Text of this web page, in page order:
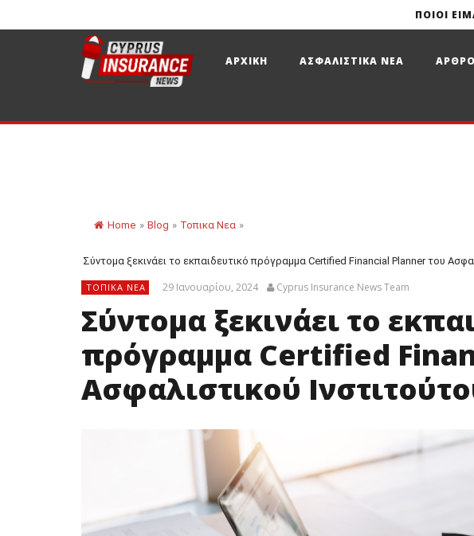
ΠΟΙΟΙ
ΑΡΧΙΚΗ ΑΣΦΑΛΙΣΤΙΚΑ ΝΕΑ
Home » Blog » Τοπικα Νεα »
Σύντομα ξεκινάει το εκπαιδευτικό πρόγραµµα Certified Financial Planner του
ΤΟΠΙΚΑ ΝΕΑ 29 Ιανουαρίου, 2024 Cyprus Insurance News Team
Σύντομα ξεκινάει το
πρόγραµµα Certified
Ασφαλιστικού